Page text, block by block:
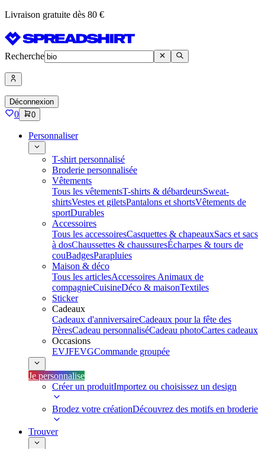
Livraison gratuite dès 80 €
Recherche
Déconnexion
0 0
Personnaliser
T-shirt personnalisé
Broderie personnalisée
Vêtements
Tous les vêtementsT-shirts & débardeursSweat-
shirtsVestes et giletsPantalons et shortsVêtements de
sportDurables
Accessoires
Tous les accessoiresCasquettes & chapeauxSacs et sacs
à dosChaussettes & chaussuresÉcharpes & tours de
couBadgesParapluies
Maison & déco
Tous les articlesAccessoires Animaux de
compagnieCuisineDéco & maisonTextiles
Sticker
Cadeaux
Cadeaux d'anniversaireCadeaux pour la fête des
PèresCadeau personnaliséCadeau photoCartes cadeaux
Occasions
EVJFEVGCommande groupée
Je personnalise
Créer un produitImportez ou choisissez un design
Brodez votre créationDécouvrez des motifs en broderie
Trouver